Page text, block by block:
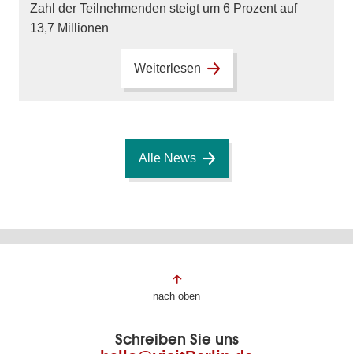
Zahl der Teilnehmenden steigt um 6 Prozent auf
13,7 Millionen
Weiterlesen
Alle News
Fußbereich
Seite
nach oben
Schreiben Sie uns